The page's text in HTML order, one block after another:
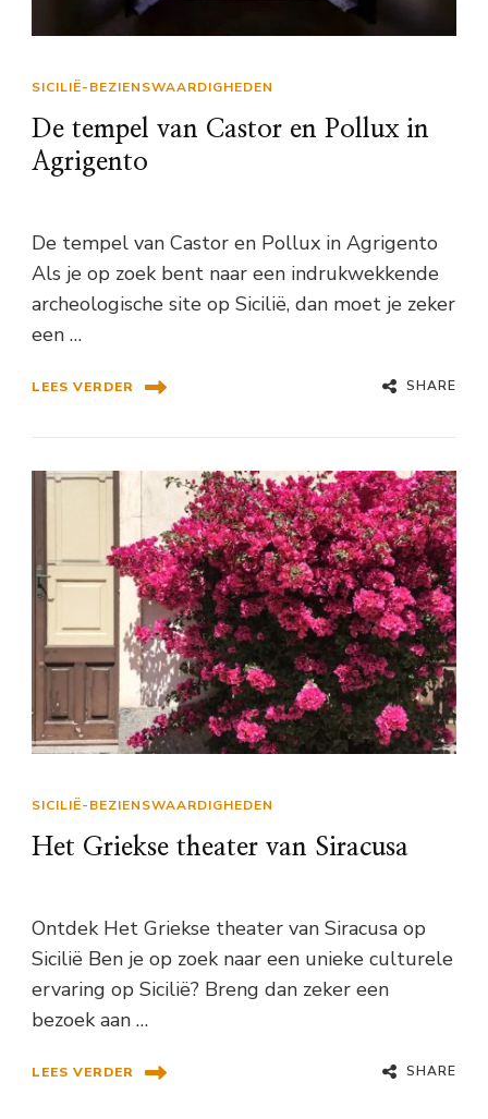
SICILIË-BEZIENSWAARDIGHEDEN
De tempel van Castor en Pollux in
Agrigento
De tempel van Castor en Pollux in Agrigento
Als je op zoek bent naar een indrukwekkende
archeologische site op Sicilië, dan moet je zeker
een …
LEES VERDER SHARE
SICILIË-BEZIENSWAARDIGHEDEN
Het Griekse theater van Siracusa
Ontdek Het Griekse theater van Siracusa op
Sicilië Ben je op zoek naar een unieke culturele
ervaring op Sicilië? Breng dan zeker een
bezoek aan …
LEES VERDER SHARE